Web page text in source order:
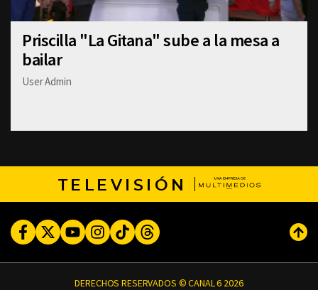
Priscilla "La Gitana" sube a la mesa a
bailar
User Admin
TELEVISIÓN
FacebookTwitterYoutubeInstagram
TikTokThreads
DERECHOS RESERVADOS © CANAL 6 2026